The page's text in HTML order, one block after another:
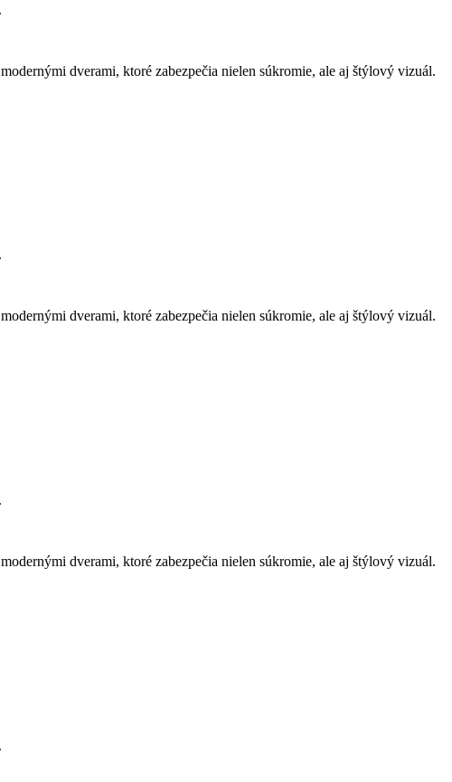
dverami, ktoré zabezpečia nielen súkromie, ale aj štýlový vizuál.
dverami, ktoré zabezpečia nielen súkromie, ale aj štýlový vizuál.
dverami, ktoré zabezpečia nielen súkromie, ale aj štýlový vizuál.